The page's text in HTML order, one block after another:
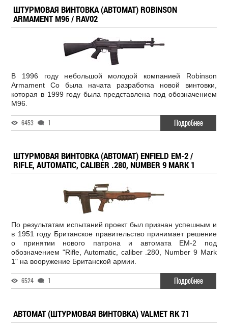
ШТУРМОВАЯ ВИНТОВКА (АВТОМАТ) ROBINSON
ARMAMENT M96 / RAV02
В 1996 году небольшой молодой компанией Robinson
Armament Co была начата разработка новой винтовки,
которая в 1999 году была представлена под обозначением
M96.
6453 1 Подробнее
ШТУРМОВАЯ ВИНТОВКА (АВТОМАТ) ENFIELD ЕM-2 /
RIFLE, AUTOMATIC, CALIBER .280, NUMBER 9 MARK 1
По результатам испытаний проект был признан успешным и
в 1951 году Британское правительство принимает решение
о принятии нового патрона и автомата ЕМ-2 под
обозначением "Rifle, Automatic, caliber .280, Number 9 Mark
1" на вооружение Британской армии.
6524 1 Подробнее
АВТОМАТ (ШТУРМОВАЯ ВИНТОВКА) VALMET RK 71